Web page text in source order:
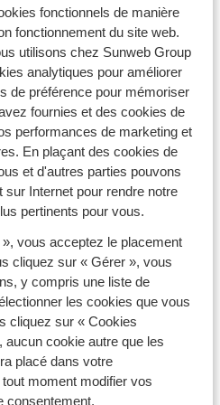
fonctionnels de manière
fonctionnement du site web.
utilisons chez Sunweb Group
analytiques pour améliorer
de préférence pour mémoriser
fournies et des cookies de
performances de marketing et
En plaçant des cookies de
et d'autres parties pouvons
Internet pour rendre notre
pertinents pour vous.
vous acceptez le placement
cliquez sur « Gérer », vous
y compris une liste de
les cookies que vous
cliquez sur « Cookies
cookie autre que les
placé dans votre
moment modifier vos
consentement.
sélection d'hébergements
et à toutes les envies :
haut de gamme, hôtel...
adapté pour votre séjour
vous proposons toujours
le plus bas !
: trouvez l'hébergement
pour choisir
à Noël au ski ? Ne
famille, nous vous
un jolichalettraditionnel,
À moins que vous ne
sélection delogements
Vous pourrez ainsi profiter
qu'un hébergement skis
spacieux ou encore un
plaisir aux petits comme